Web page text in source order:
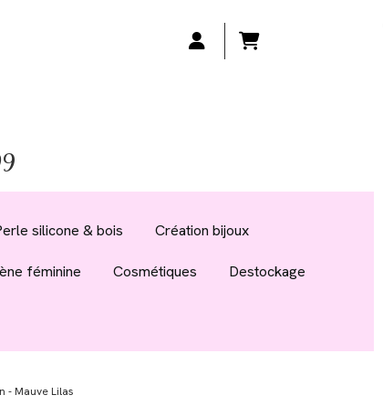
silicone & bois Création bijoux
féminine Cosmétiques Destockage
- Mauve Lilas